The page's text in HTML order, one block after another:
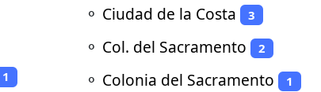
1
⚬ Ciudad de la Costa 3
⚬ Col. del Sacramento 2
⚬ Colonia del Sacramento 1